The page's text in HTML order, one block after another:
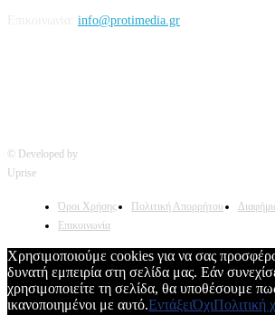
info@protimedia.gr
© Developed by
Uprise
Όροι Χρήσης Πολιτική Απορρήτου
Επικοινωνία
Χρησιμοποιούμε cookies για να σας
δυνατή εμπειρία στη σελίδα μας. Εάν
χρησιμοποιείτε τη σελίδα, θα υποθέσουμε
ικανοποιημένοι με αυτό.ΕντάξειΌχιΠολιτική